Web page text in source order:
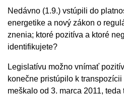
Nedávno (1.9.) vstúpili do
energetike a nový zákon o
znenia; ktoré pozitíva a ktoré
identifikujete?
Legislatívu možno vnímať
konečne pristúpilo k
meškalo od 3. marca 2011, teda